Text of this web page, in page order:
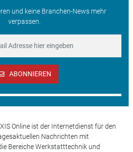
und keine Branchen-News mehr
verpassen.
ABONNIEREN
Online ist der Internetdienst für den
Nachrichten mit
Bereiche Werkstatttechnik und